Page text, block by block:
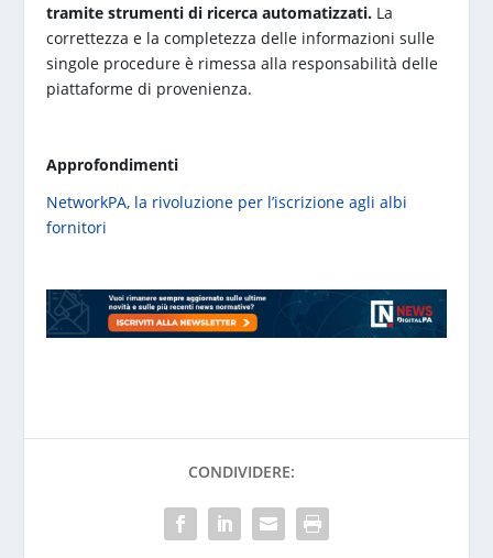
tramite strumenti di ricerca automatizzati. La
correttezza e la completezza delle informazioni sulle
singole procedure è rimessa alla responsabilità delle
piattaforme di provenienza.
Approfondimenti
NetworkPA, la rivoluzione per l’iscrizione agli albi
fornitori
CONDIVIDERE: